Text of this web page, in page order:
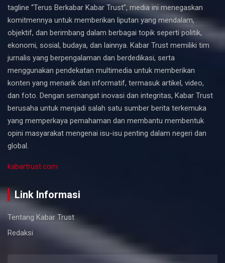
tagline “Terus Berkabar Kabar Trust”, media ini menegaskan
komitmennya untuk memberikan liputan yang mendalam,
objektif, dan berimbang dalam berbagai topik seperti politik,
ekonomi, sosial, budaya, dan lainnya. Kabar Trust memiliki tim
jurnalis yang berpengalaman dan berdedikasi, serta
menggunakan pendekatan multimedia untuk memberikan
konten yang menarik dan informatif, termasuk artikel, video,
dan foto. Dengan semangat inovasi dan integritas, Kabar Trust
berusaha untuk menjadi salah satu sumber berita terkemuka
yang memperkaya pemahaman dan membantu membentuk
opini masyarakat mengenai isu-isu penting dalam negeri dan
global.
kabartrust.com
Link Informasi
Tentang Kabar Trust
Redaksi